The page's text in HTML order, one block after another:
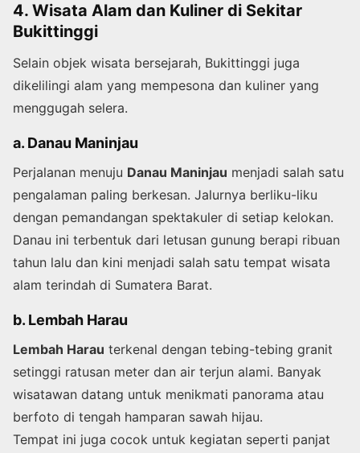
4. Wisata Alam dan Kuliner di Sekitar
Bukittinggi
Selain objek wisata bersejarah, Bukittinggi juga
dikelilingi alam yang mempesona dan kuliner yang
menggugah selera.
a. Danau Maninjau
Perjalanan menuju Danau Maninjau menjadi salah satu
pengalaman paling berkesan. Jalurnya berliku-liku
dengan pemandangan spektakuler di setiap kelokan.
Danau ini terbentuk dari letusan gunung berapi ribuan
tahun lalu dan kini menjadi salah satu tempat wisata
alam terindah di Sumatera Barat.
b. Lembah Harau
Lembah Harau terkenal dengan tebing-tebing granit
setinggi ratusan meter dan air terjun alami. Banyak
wisatawan datang untuk menikmati panorama atau
berfoto di tengah hamparan sawah hijau.
Tempat ini juga cocok untuk kegiatan seperti panjat